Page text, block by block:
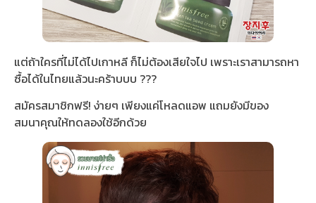
แต่ถ้าใครที่ไม่ได้ไปเกาหลี ก็ไม่ต้องเสียใจไป เพราะเราสามารถหา
ซื้อได้ในไทยแล้วนะคร้าบบบ ️???
สมัครสมาชิกฟรี! ง่ายๆ เพียงแค่โหลดแอพ แถมยังมีของ
สมนาคุณให้ทดลองใช้อีกด้วย